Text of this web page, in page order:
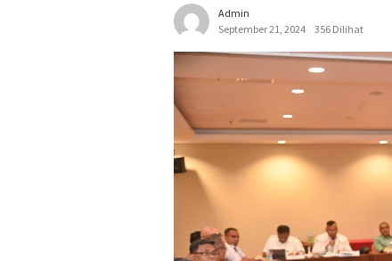
Admin
September 21, 2024
356 Dilihat